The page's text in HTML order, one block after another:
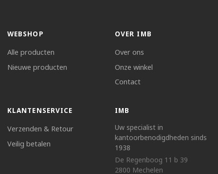
WEBSHOP
Alle producten
Nieuwe producten
OVER IMB
Over ons
Onze winkel
Contact
KLANTENSERVICE
Verzenden & Retour
Veilig betalen
IMB
Uw specialist in
kantoorbenodigdheden sinds
1938
De Regenboog 11 b 39
2800 Mechelen